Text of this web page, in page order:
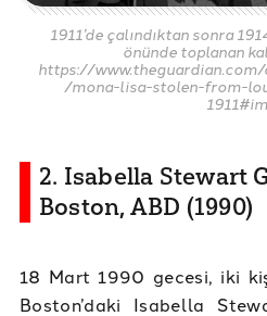
1911’de çalındıktan sonra
önünde toplanan
https://
/mona-lisa-stolen-from-
2. Isabella Stewart
Boston, ABD (1990)
18 Mart 1990 gecesi, iki
Boston’daki Isabella